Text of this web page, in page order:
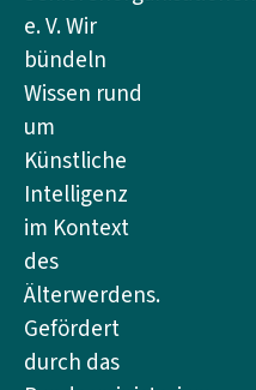
e. V. Wir
bündeln
Wissen rund
um
Künstliche
Intelligenz
im Kontext
des
Älterwerdens.
Gefördert
durch das